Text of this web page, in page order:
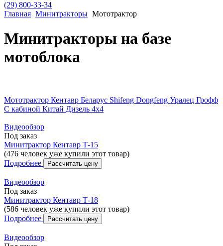
(29) 800-33-34
Главная Минитракторы Мототрактор
Минитракторы на базе
мотоблока
Мототрактор Кентавр Беларус Shifeng Dongfeng Уралец Грофф
С кабиной Китай Дизель 4x4
Видеообзор
Под заказ
Минитрактор Кентавр Т-15
(476 человек уже купили этот товар)
Подробнее
Рассчитать цену
Видеообзор
Под заказ
Минитрактор Кентавр Т-18
(586 человек уже купили этот товар)
Подробнее
Рассчитать цену
Видеообзор